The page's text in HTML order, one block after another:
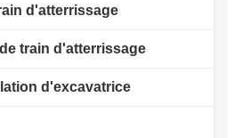
d'atterrissage
train d'atterrissage
d'excavatrice